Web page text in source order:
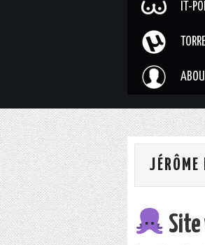
IT-
ABOUT
JÉRÔME